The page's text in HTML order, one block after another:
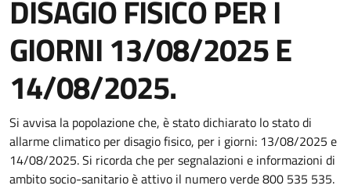
DISAGIO FISICO PER I
GIORNI 13/08/2025 E
14/08/2025.
Dettagli della notizia
Si avvisa la popolazione che, è stato dichiarato lo stato di
allarme climatico per disagio fisico, per i giorni: 13/08/2025 e
14/08/2025. Si ricorda che per segnalazioni e informazioni di
ambito socio-sanitario è attivo il numero verde 800 535 535.